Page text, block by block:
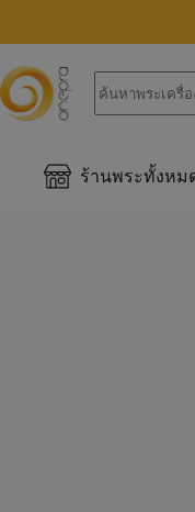
ร้านพระทั้งหม